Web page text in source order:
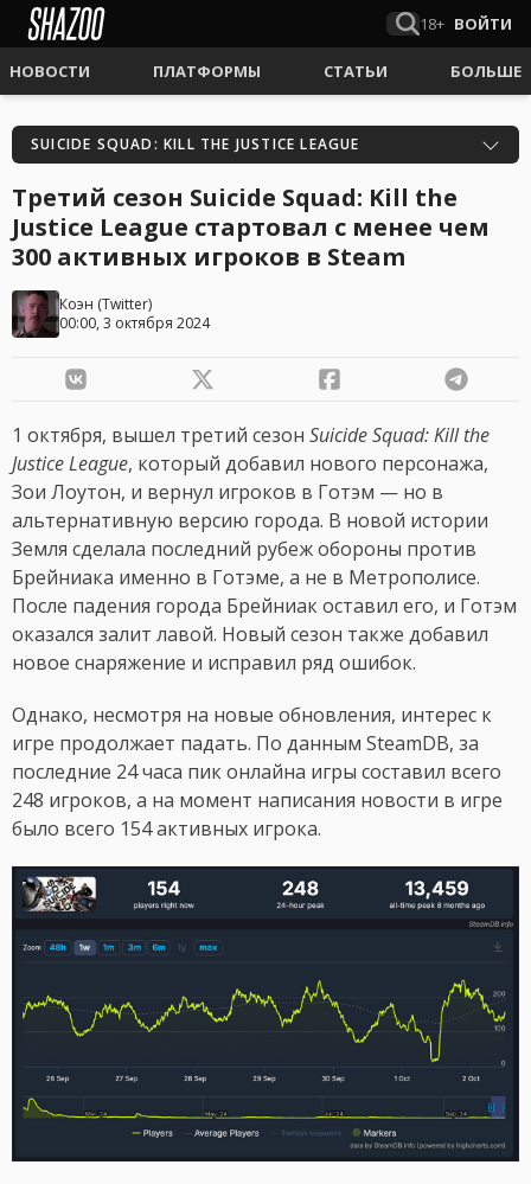
18+ ВОЙТИ
НОВОСТИ ПЛАТФОРМЫ СТАТЬИ БОЛЬШЕ
SUICIDE SQUAD: KILL THE JUSTICE LEAGUE
Третий сезон Suicide Squad: Kill the
Justice League стартовал с менее чем
300 активных игроков в Steam
Коэн (Twitter)
00:00, 3 октября 2024
1 октября, вышел третий сезон Suicide Squad: Kill the
Justice League, который добавил нового персонажа,
Зои Лоутон, и вернул игроков в Готэм — но в
альтернативную версию города. В новой истории
Земля сделала последний рубеж обороны против
Брейниака именно в Готэме, а не в Метрополисе.
После падения города Брейниак оставил его, и Готэм
оказался залит лавой. Новый сезон также добавил
новое снаряжение и исправил ряд ошибок.
Однако, несмотря на новые обновления, интерес к
игре продолжает падать. По данным SteamDB, за
последние 24 часа пик онлайна игры составил всего
248 игроков, а на момент написания новости в игре
было всего 154 активных игрока.